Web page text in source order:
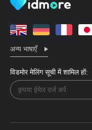
अन्य भाषाएँ
विडमोर मेलिंग सूची में शामिल हों: